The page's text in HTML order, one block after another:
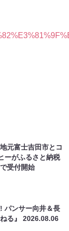
元富士吉田市とコ
ーがふるさと納税
受付開始
パンサー向井＆長
ねる』2026.08.06